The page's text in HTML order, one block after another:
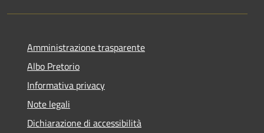
Amministrazione trasparente
Albo Pretorio
Informativa privacy
Note legali
Dichiarazione di accessibilità